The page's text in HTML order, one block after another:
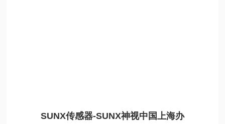
SUNX传感器-SUNX神视中国上海办